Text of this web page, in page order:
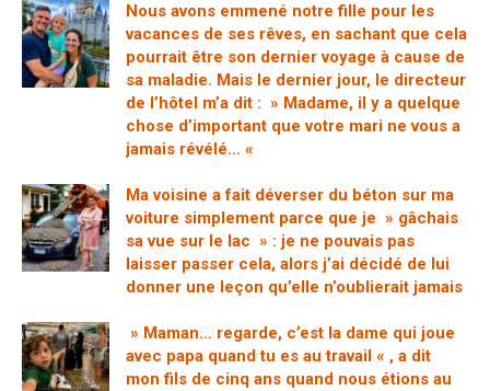
Nous avons emmené notre fille pour les
vacances de ses rêves, en sachant que cela
pourrait être son dernier voyage à cause de
sa maladie. Mais le dernier jour, le directeur
de l’hôtel m’a dit : » Madame, il y a quelque
chose d’important que votre mari ne vous a
jamais révélé… «
Ma voisine a fait déverser du béton sur ma
voiture simplement parce que je » gâchais
sa vue sur le lac » : je ne pouvais pas
laisser passer cela, alors j’ai décidé de lui
donner une leçon qu’elle n’oublierait jamais
» Maman… regarde, c’est la dame qui joue
avec papa quand tu es au travail « , a dit
mon fils de cinq ans quand nous étions au